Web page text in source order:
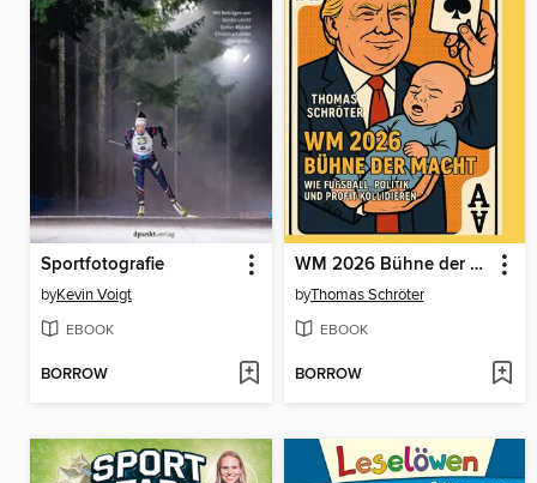
Sportfotografie
byKevin Voigt
EBOOK
BORROW
WM 2026 Bühne der Macht
byThomas Schröter
EBOOK
BORROW